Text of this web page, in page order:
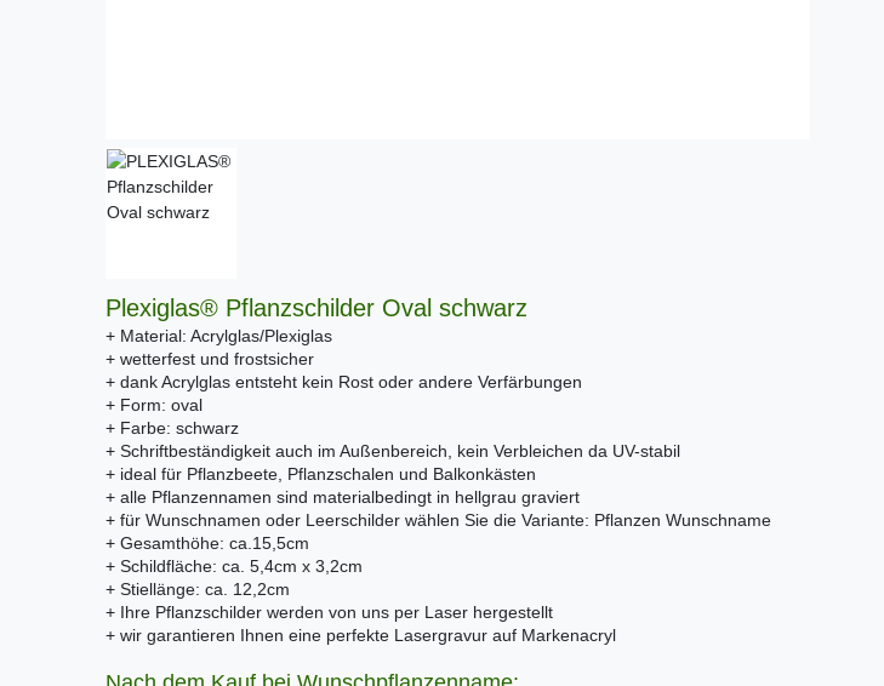
Plexiglas® Pflanzschilder Oval schwarz
+ Material: Acrylglas/Plexiglas
+ wetterfest und frostsicher
+ dank Acrylglas entsteht kein Rost oder andere Verfärbungen
+ Form: oval
+ Farbe: schwarz
+ Schriftbeständigkeit auch im Außenbereich, kein Verbleichen da UV-stabil
+ ideal für Pflanzbeete, Pflanzschalen und Balkonkästen
+ alle Pflanzennamen sind materialbedingt in hellgrau graviert
+ für Wunschnamen oder Leerschilder wählen Sie die Variante: Pflanzen Wunschname
+ Gesamthöhe: ca.15,5cm
+ Schildfläche: ca. 5,4cm x 3,2cm
+ Stiellänge: ca. 12,2cm
+ Ihre Pflanzschilder werden von uns per Laser hergestellt
+ wir garantieren Ihnen eine perfekte Lasergravur auf Markenacryl